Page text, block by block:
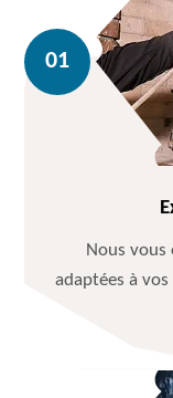
Nous
adaptées à